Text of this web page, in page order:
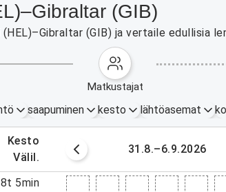
(GIB)
(GIB) ja vertaile edullisia
matkustajat
saapuminen kesto lähtöasemat
kesto
välil.
31.8.–6.9.2026
8t 5min